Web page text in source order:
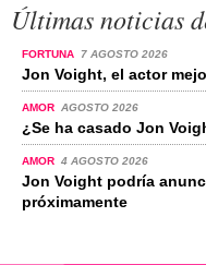
Últimas noticias
FORTUNA 7 AGOSTO 2026
Jon Voight, el actor
AMOR AGOSTO 2026
¿Se ha casado Jon
AMOR 4 AGOSTO 2026
Jon Voight podría
próximamente